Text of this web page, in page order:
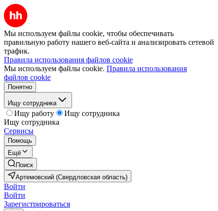
Мы используем файлы cookie, чтобы обеспечивать
правильную работу нашего веб-сайта и анализировать сетевой
трафик.
Правила использования файлов cookie
Мы используем файлы cookie. Правила использования
файлов cookie
Понятно
Ищу сотрудника
Ищу работу
Ищу сотрудника
Ищу сотрудника
Сервисы
Помощь
Ещё
Поиск
Артемовский (Свердловская область)
Войти
Войти
Зарегистрироваться